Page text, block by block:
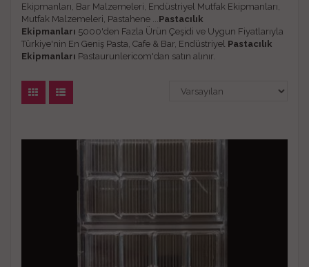
Ekipmanları, Bar Malzemeleri, Endüstriyel Mutfak Ekipmanları,
Mutfak Malzemeleri, Pastahene ... Pastacılık
Ekipmanları 5000'den Fazla Ürün Çeşidi ve Uygun Fiyatlarıyla
Türkiye'nin En Geniş Pasta, Cafe & Bar, Endüstriyel Pastacılık
Ekipmanları Pastaurunlericom'dan satın alınır.